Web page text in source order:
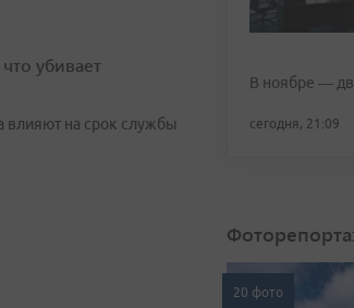
убивает
влияют на срок службы
В ноябре —
сегодня, 21:09
20 фото